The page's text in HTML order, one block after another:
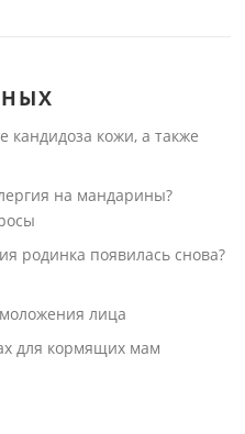
кожи, а также
на мандарины?
родинка появилась снова?
лица
для кормящих мам